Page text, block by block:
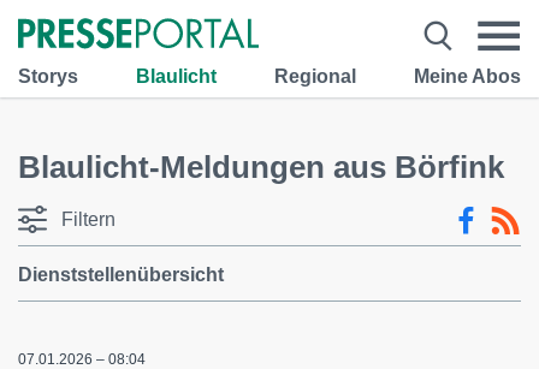
Storys Blaulicht Regional Meine Abos
Blaulicht-Meldungen aus Börfink
Filtern
Dienststellenübersicht
07.01.2026 – 08:04